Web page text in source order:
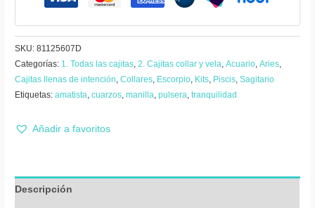
SKU:81125607D
Categorías: 1. Todas las cajitas,2. Cajitas collar y vela,Acuario,Aries,
Cajitas llenas de intención,Collares, Escorpio, Kits, Piscis,Sagitario
Etiquetas:amatista,cuarzos,manilla,pulsera,tranquilidad
Añadir a favoritos
Descripción